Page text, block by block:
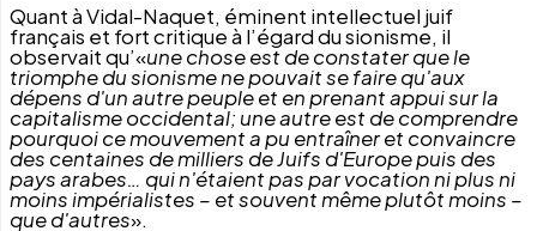
Quant à Vidal-Naquet, éminent intellectuel juif
français et fort critique à l’égard du sionisme, il
observait qu’«une chose est de constater que le
triomphe du sionisme ne pouvait se faire qu'aux
dépens d'un autre peuple et en prenant appui sur la
capitalisme occidental; une autre est de comprendre
pourquoi ce mouvement a pu entraîner et convaincre
des centaines de milliers de Juifs d'Europe puis des
pays arabes… qui n'étaient pas par vocation ni plus ni
moins impérialistes – et souvent même plutôtmoins –
que d'autres».